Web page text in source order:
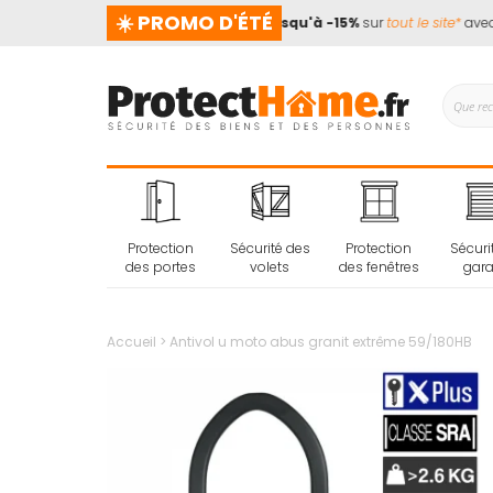
☀️ PROMO D'ÉTÉ
pas de vacances ! 📢Jusqu'à -15%surtout le site*avec le
Protection
des portes
Sécurité des
volets
Protection
des fenêtres
Accueil Antivol u moto abus granit extrême 59/180HB